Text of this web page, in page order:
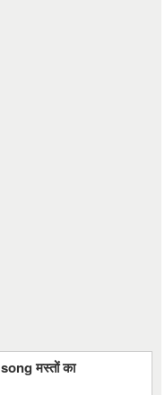
मस्तों का